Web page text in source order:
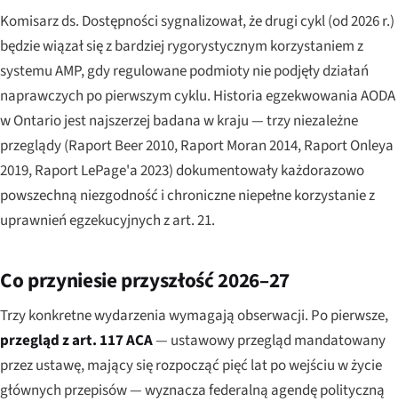
Komisarz ds. Dostępności sygnalizował, że drugi cykl (od 2026 r.)
będzie wiązał się z bardziej rygorystycznym korzystaniem z
systemu AMP, gdy regulowane podmioty nie podjęły działań
naprawczych po pierwszym cyklu. Historia egzekwowania AODA
w Ontario jest najszerzej badana w kraju — trzy niezależne
przeglądy (Raport Beer 2010, Raport Moran 2014, Raport Onleya
2019, Raport LePage'a 2023) dokumentowały każdorazowo
powszechną niezgodność i chroniczne niepełne korzystanie z
uprawnień egzekucyjnych z art. 21.
Co przyniesie przyszłość 2026–27
Trzy konkretne wydarzenia wymagają obserwacji. Po pierwsze,
przegląd z art. 117 ACA— ustawowy przegląd mandatowany
przez ustawę, mający się rozpocząć pięć lat po wejściu w życie
głównych przepisów — wyznacza federalną agendę polityczną